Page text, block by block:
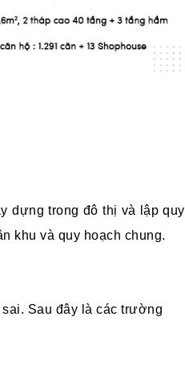
dựng trong đô thị và lập quy
khu và quy hoạch chung.
Sau đây là các trường